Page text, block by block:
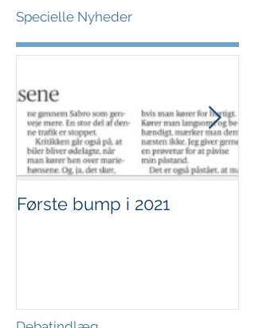
Specielle Nyheder
Første bump i 2021